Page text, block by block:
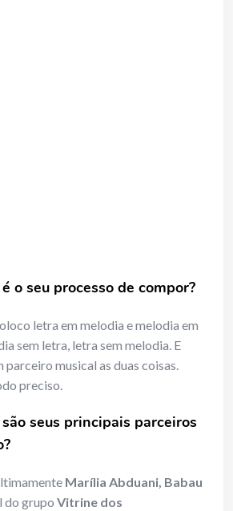
o seu processo de compor?
letra em melodia e melodia em
sem letra, letra sem melodia. E
parceiro musical as duas coisas.
preciso.
seus principais parceiros
Marília Abduani, Babau
do grupo Vitrine dos